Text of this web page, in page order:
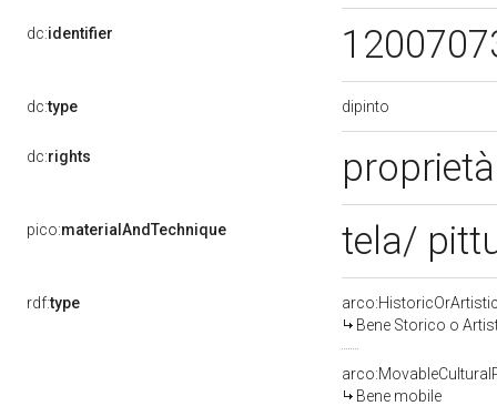
dc:identifier
dc:type dipinto
dc:rights
pico:materialAndTechnique tela/
rdf:type
Bene Storico o
Bene mobile